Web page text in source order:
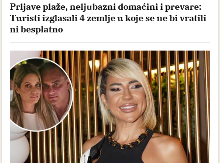
Prljave plaže, neljubazni domaćini i prevare:
Turisti izglasali 4 zemlje u koje se ne bi vratili
ni besplatno